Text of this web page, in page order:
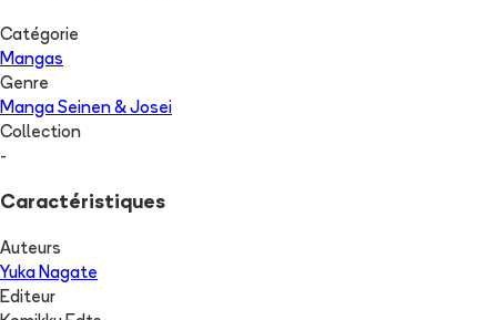
Catégorie
Mangas
Genre
Manga Seinen & Josei
Collection
-
Caractéristiques
Auteurs
Yuka Nagate
Editeur